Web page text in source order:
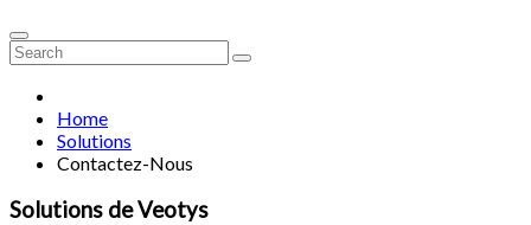
Home
Solutions
Contactez-Nous
Solutions de Veotys